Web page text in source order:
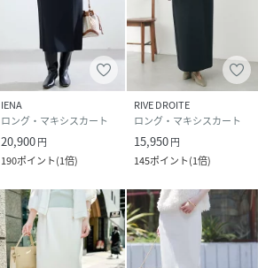
IENA
ロング・マキシスカート
20,900円
190ポイント(1倍)
RIVE DROITE
ロング・マキシスカート
15,950円
145ポイント(1倍)